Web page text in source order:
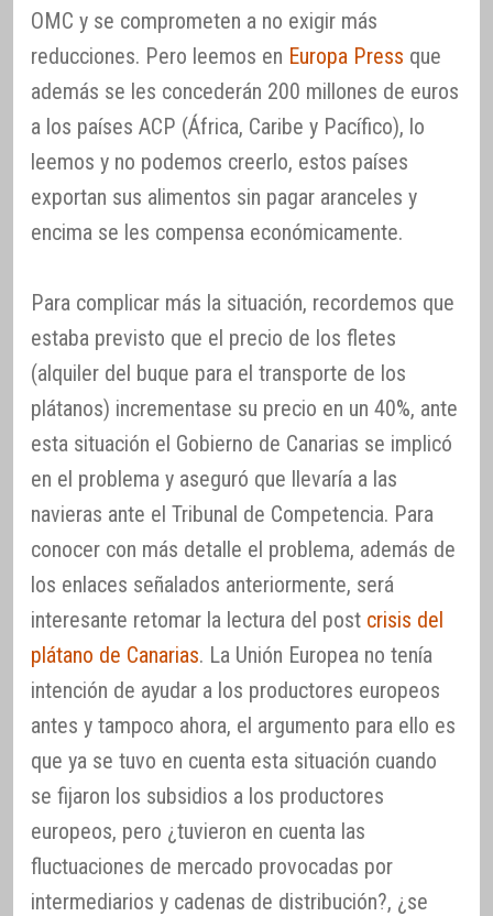
OMC y se comprometen a no exigir más
reducciones. Pero leemos en Europa Press que
además se les concederán 200 millones de euros
a los países ACP (África, Caribe y Pacífico), lo
leemos y no podemos creerlo, estos países
exportan sus alimentos sin pagar aranceles y
encima se les compensa económicamente.
Para complicar más la situación, recordemos que
estaba previsto que el precio de los fletes
(alquiler del buque para el transporte de los
plátanos) incrementase su precio en un 40%, ante
esta situación el Gobierno de Canarias se implicó
en el problema y aseguró que llevaría a las
navieras ante el Tribunal de Competencia. Para
conocer con más detalle el problema, además de
los enlaces señalados anteriormente, será
interesante retomar la lectura del post crisis del
plátano de Canarias. La Unión Europea no tenía
intención de ayudar a los productores europeos
antes y tampoco ahora, el argumento para ello es
que ya se tuvo en cuenta esta situación cuando
se fijaron los subsidios a los productores
europeos, pero ¿tuvieron en cuenta las
fluctuaciones de mercado provocadas por
intermediarios y cadenas de distribución?, ¿se